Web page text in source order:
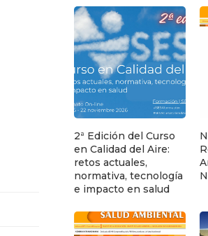
2ª Edición del Curso
en Calidad del Aire:
retos actuales,
normativa, tecnología
e impacto en salud